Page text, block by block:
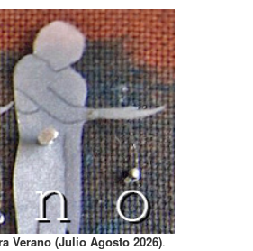
Verano (Julio Agosto 2026).